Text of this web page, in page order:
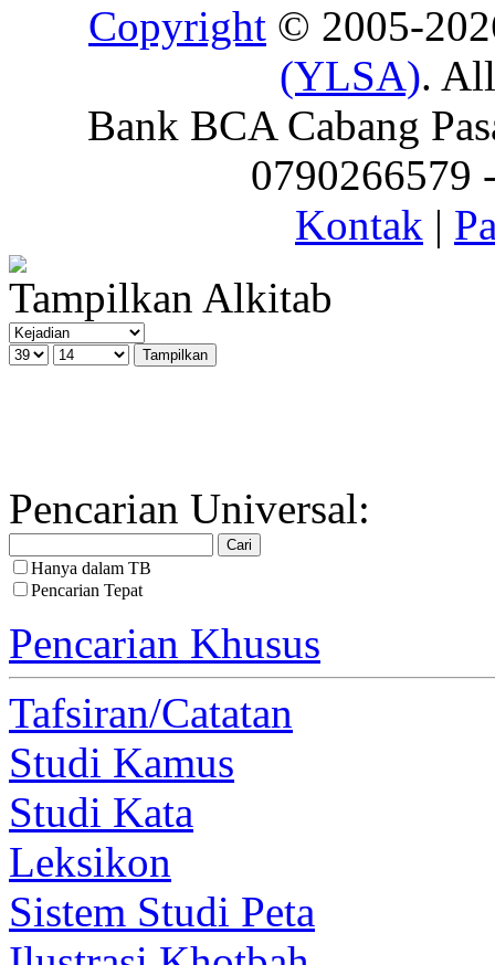
Copyright © 2005-
(YLSA).
Bank BCA Cabang
0790266579
Kontak |
Tampilkan Alkitab
Pencarian Universal:
Hanya dalam TB
Pencarian Tepat
Pencarian Khusus
Tafsiran/Catatan
Studi Kamus
Studi Kata
Leksikon
Sistem Studi Peta